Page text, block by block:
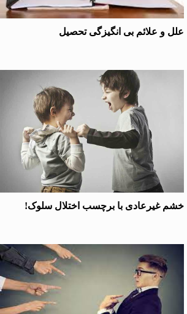
علل و علائم بی انگیزگی تحصیل
خشم غیرعادی با برچسب اختلال سلوک!